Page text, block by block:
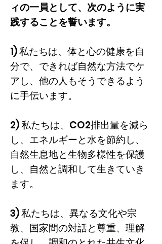
ィの一員として、次のように実
践することを誓います。
1) 私たちは、体と心の健康を自
分で、できれば自然な方法でケ
アし、他の人もそうできるよう
に手伝います。
2) 私たちは、CO2排出量を減ら
し、エネルギーと水を節約し、
自然生息地と生物多様性を保護
し、自然と調和して生きていき
ます。
3) 私たちは、異なる文化や宗
教、国家間の対話と尊重、理解